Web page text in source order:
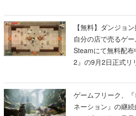
【無料】ダンジョ
自分の店で売るゲ
Steamにて無料配
2』の9月2日正式リ
ゲームフリーク、
ネーション』の継続